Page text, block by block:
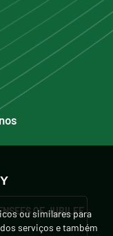
OF JUBILEE
ou similares para
serviços e também